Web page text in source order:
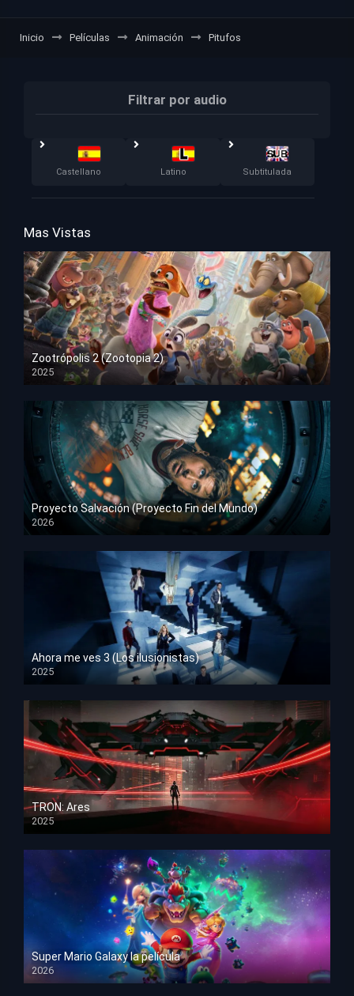
Inicio Películas Animación Pitufos
Filtrar por audio
Castellano Latino Subtitulada
Mas Vistas
Zootrópolis 2 (Zootopia 2)
2025
HD 1080p
Proyecto Salvación (Proyecto Fin del Mundo)
2026
HD 1080p
Ahora me ves 3 (Los ilusionistas)
2025
HD 1080p
TRON: Ares
2025
HD 1080p
Super Mario Galaxy la película
2026
HD 1080p